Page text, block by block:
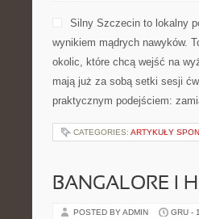
Silny Szczecin to lokalny
wynikiem mądrych nawyków.
okolic, które chcą wejść na
mają już za sobą setki sesji
praktycznym podejściem:
CATEGORIES: ARTYKUŁY
BANGALORE I
POSTED BY ADMIN GRU -